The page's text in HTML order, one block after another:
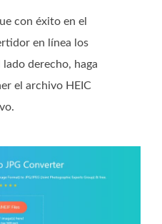
con éxito en el
en línea los
derecho, haga
el archivo HEIC